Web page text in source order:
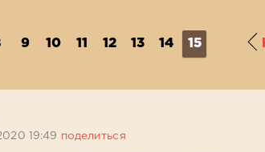
9 10 11 12 13 14 15
19:49 поделиться